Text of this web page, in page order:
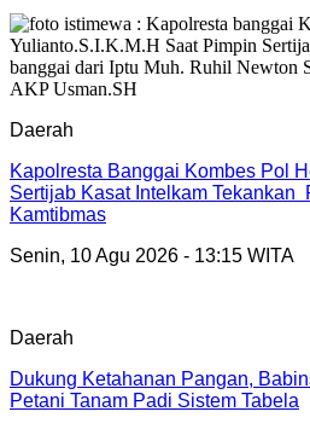
Daerah
Kapolresta Banggai Kombes Pol
Sertijab Kasat Intelkam Tekankan
Kamtibmas
Senin, 10 Agu 2026 - 13:15 WITA
Daerah
Dukung Ketahanan Pangan,
Petani Tanam Padi Sistem Tabela